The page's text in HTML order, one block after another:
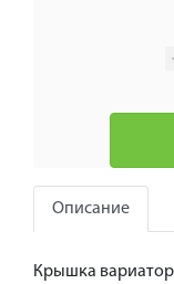
Описание
Крышка